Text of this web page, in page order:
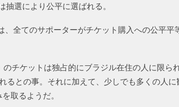
選により公平に選ばれる。
、全てのサポーターがチケット購入への公平
チケットは独占的にブラジル在住の人に限ら
るとの事。それに加えて、少しでも多くの人
取るようだ。